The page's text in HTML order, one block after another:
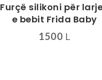
Furçë silikoni për
e bebit Frida Baby
1500 L